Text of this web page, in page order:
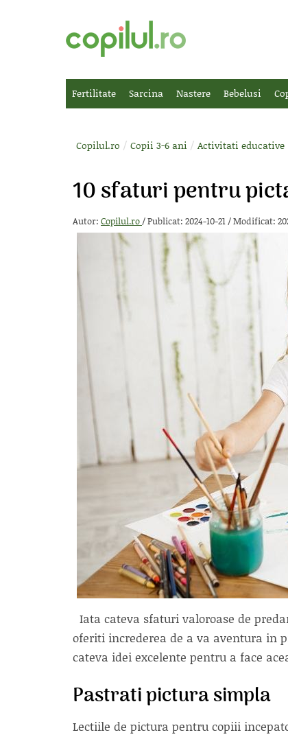
Fertilitate Sarcina Nastere Bebelusi
Copilul.ro / Copii 3-6 ani / Activitati educative
10 sfaturi pentru
Autor: Copilul.ro/Publicat: 2024-10-21/Modificat:
Iata cateva sfaturi valoroase de
oferiti increderea de a va aventura in
cateva idei excelente pentru a face
Pastrati pictura simpla
Lectiile de pictura pentru copiii